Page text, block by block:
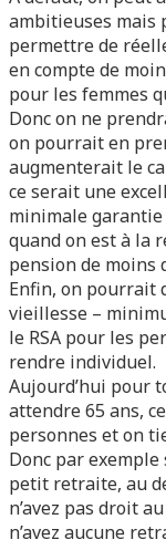
ambitieuses mais
permettre de
en compte de
pour les femmes
Donc on ne
on pourrait en
augmenterait le
ce serait une
minimale garantie
quand on est à la
pension de moins
Enfin, on pourrait
vieillesse –
le RSA pour les
rendre individuel.
Aujourd’hui pour
attendre 65 ans,
personnes et on
Donc par
petit retraite, au
n’avez pas droit
n’avez aucune